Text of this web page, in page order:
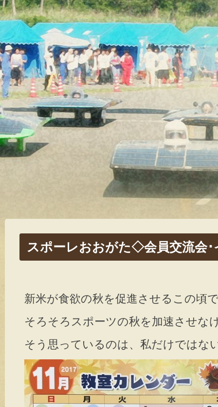
スポーレおおがた◇会員交流会･
新米が食欲の秋を促進させるこの頃
そろそろスポーツの秋を加速させな
そう思っているのは、私だけではな